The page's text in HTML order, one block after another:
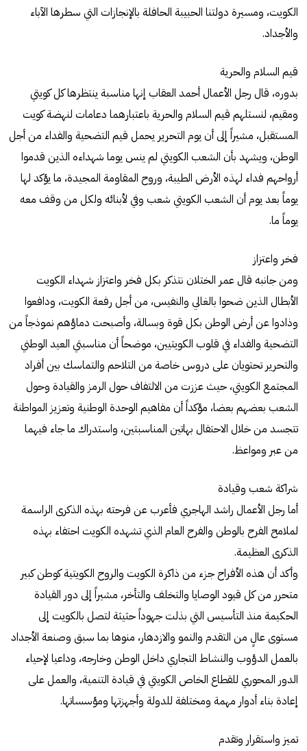
الكويت، ومسيرة دولتنا الحبيبة الحافلة بالإنجازات التي سطرها الآباء
والأجداد.
قيم السلام والحرية
بدوره، قال رجل الأعمال أحمد العقاب إنها مناسبة ينتظرها كل كويتي
ومقيم، لنستلهم قيم السلام والحرية باعتبارهما دعامات لنهضة كويت
المستقبل، مشيراً إلى أن يوم التحرير يحمل قيم التضحية والفداء من أجل
الوطن، ويشهد بأن الشعب الكويتي لم ينس يوما شهداءه الذين قدموا
أرواحهم فداء لهذه الأرض الطيبة، وروح المقاومة المجيدة، ما يؤكد لها
يوماً بعد يوم أن الشعب الكويتي شعب وفي لأبنائه ولكل من وقف معه
يوماً ما.
فخر واعتزاز
ومن جانبه قال عمر الختلان نتذكر بكل فخر واعتزاز شهداء الكويت
الأبطال الذين ضحوا بالغالي والنفيس، من أجل رفعة الكويت، ودافعوا
وذادوا عن أرض الوطن بكل قوة وبسالة، وأصبحت دماؤهم نموذجاً من
التضحية والفداء في قلوب الكويتيين، موضحاً أن مناسبتي العيد الوطني
والتحرير تحتويان على دروس خاصة من التلاحم والتماسك بين أفراد
المجتمع الكويتي، حيث عززت من الالتفاف حول الرمز والقيادة وحول
الشعب بعضهم بعضا، مؤكداً أن مفاهيم الوحدة الوطنية وتعزيز المواطنة
تتجسد من خلال الاحتفال بهاتين المناسبتين، واستدراك ما جاء فيهما
من عبر ومواعظ.
شراكة شعب وقيادة
أما رجل الأعمال راشد الهاجري فأعرب عن فرحته بهذه الذكرى الراسمة
لملامح الفرح بالوطن والفرح العام الذي تشهده الكويت احتفاء بهذه
الذكرى العظيمة.
وأكد أن هذه الأفراح جزء من ذاكرة الكويت والروح الكويتية كوطن كبير
متحرر من كل قيود الوصايا والتخلف والتأخر، مشيراً إلى دور القيادة
الحكيمة منذ التأسيس التي بذلت جهوداً حثيثة لتصل بالكويت إلى
مستوى عالٍ من التقدم والنمو والازدهار، منوها بما سبق وصنعة الأجداد
بالعمل الدؤوب والنشاط التجاري داخل الوطن وخارجه، وداعيا لإحياء
الدور المحوري للقطاع الخاص الكويتي في قيادة التنمية، والعمل على
إعادة بناء أدوار مهمة ومختلفة للدولة وأجهزتها ومؤسساتها.
تميز واستقرار وتقدم